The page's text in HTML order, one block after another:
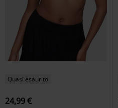
Quasi esaurito
24,99 €